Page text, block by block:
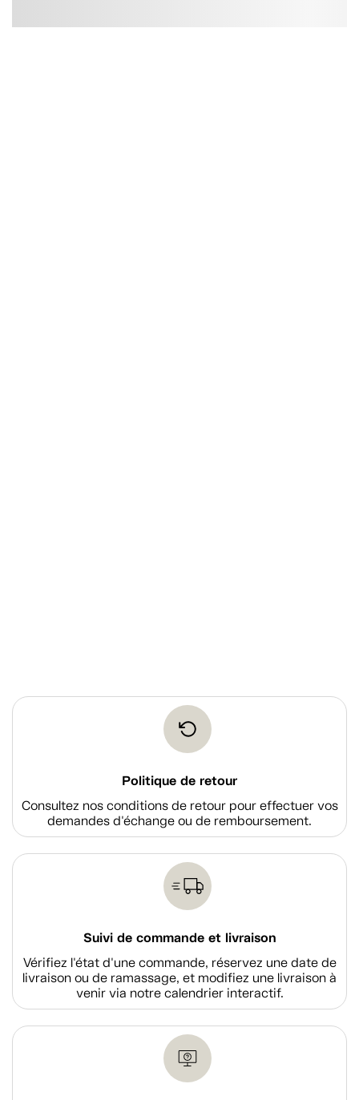
Politique de retour
Consultez nos conditions de retour pour effectuer vos
demandes d'échange ou de remboursement.
Suivi de commande et livraison
Vérifiez l'état d'une commande, réservez une date de
livraison ou de ramassage, et modifiez une livraison à
venir via notre calendrier interactif.